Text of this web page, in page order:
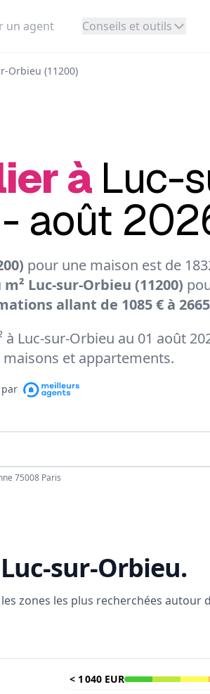
un agent Conseils et outils
Orbieu (11200)
à Luc-
- août
pour une maison est de
Luc-sur-Orbieu (11200)
allant de 1085 € à
Luc-sur-Orbieu au 01 août
et appartements.
par
75008 Paris
Luc-sur-Orbieu.
zones les plus recherchées autour
< 1 040 EUR